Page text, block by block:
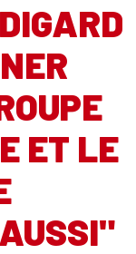
ET LE